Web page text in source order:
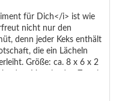
für Dich</i> ist wie
nicht nur den
denn jeder Keks enthält
die ein Lächeln
Größe: ca. 8 x 6 x 2